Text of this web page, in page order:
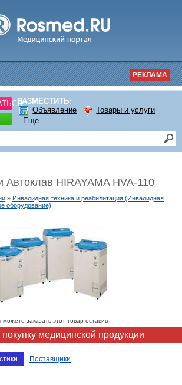
РЕКЛАМА
РАЗМЕСТИТЬ:
Объявление
Товары и услуги
Еще...
Автоклав HIRAYAMA HVA-110
» Инвалидная техника и реабилитация (Инвалидная
оборудование)
можете заказать этот товар оставив
медицинской продукции
Поставщики